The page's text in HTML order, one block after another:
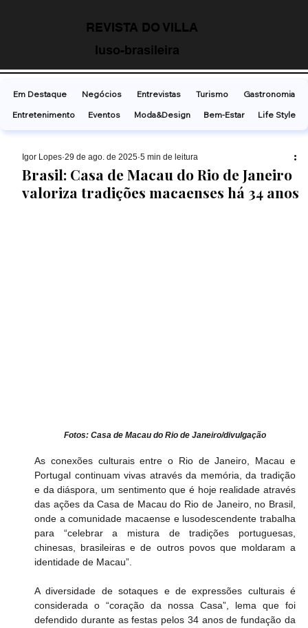
REVISTA DO VILLA
luso-brasileira
Brasil: Casa de Macau do Rio de Janeiro
valoriza tradições macaenses há 34 anos
Ígor Lopes 29 de ago. de 2025 5 min de leitura
Fotos: Casa de Macau do Rio de Janeiro/divulgação
As conexões culturais entre o Rio de Janeiro, Macau e
Portugal continuam vivas através da memória, da tradição
e da diáspora, um sentimento que é hoje realidade através
das ações da Casa de Macau do Rio de Janeiro, no Brasil,
onde a comunidade macaense e lusodescendente trabalha
para “celebrar a mistura de tradições portuguesas,
chinesas, brasileiras e de outros povos que moldaram a
identidade de Macau”.
A diversidade de sotaques e de expressões culturais é
considerada o “coração da nossa Casa”, lema que foi
defendido durante as festas pelos 34 anos de fundação da
Em Destaque Negócios Entrevistas Turismo
Gastronomia
Entretenimento
Eventos Moda&Design Bem-Estar Life Style